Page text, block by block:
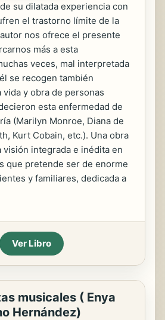
su dilatada experiencia con
el trastorno límite de la
nos ofrece el presente
más a esta
veces, mal interpretada
se recogen también
y obra de personas
esta enfermedad de
(Marilyn Monroe, Diana de
Kurt Cobain, etc.). Una obra
visión integrada e inédita en
que pretende ser de enorme
y familiares, dedicada a
Ver Libro
musicales ( Enya
Hernández)